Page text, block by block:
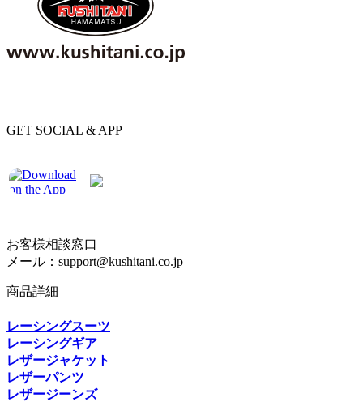
GET SOCIAL & APP
お客様相談窓口
メール：support@kushitani.co.jp
商品詳細
レーシングスーツ
レーシングギア
レザージャケット
レザーパンツ
レザージーンズ